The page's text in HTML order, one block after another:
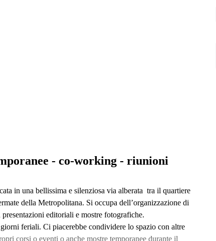
- co-working - riunioni
in una bellissima e silenziosa via alberata tra il quartiere
della Metropolitana. Si occupa dell’organizzazione di
editoriali e mostre fotografiche.
feriali. Ci piacerebbe condividere lo spazio con altre
corsi o eventi o anche mostre temporanee durante il